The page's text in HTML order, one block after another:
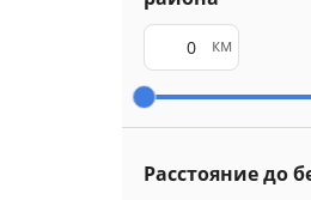
км
Расстояние до